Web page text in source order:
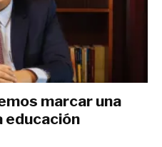
marcar una
educación